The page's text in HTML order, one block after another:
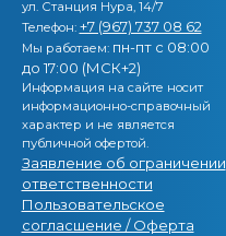
ул. Станция Нура, 14/7
Телефон: +7 (967) 737 08 62
Мы работаем: пн-пт с 08:00
до 17:00 (МСК+2)
Информация на сайте носит
информационно-справочный
характер и не является
публичной офертой.
Заявление об ограничении
ответственности
Пользовательское
согласшение / Оферта